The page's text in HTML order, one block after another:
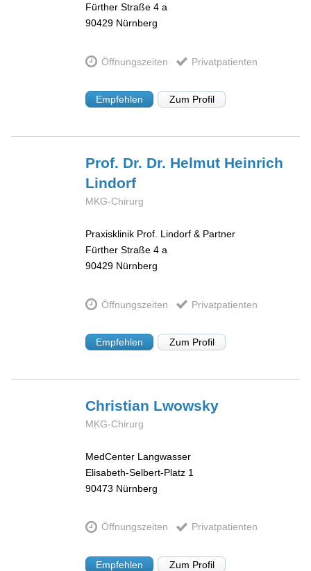
Fürther Straße 4 a
90429 Nürnberg
Öffnungszeiten Privatpatienten
Empfehlen Zum Profil
Prof. Dr. Dr. Helmut Heinrich
Lindorf
MKG-Chirurg
Praxisklinik Prof. Lindorf & Partner
Fürther Straße 4 a
90429 Nürnberg
Öffnungszeiten Privatpatienten
Empfehlen Zum Profil
Christian Lwowsky
MKG-Chirurg
MedCenter Langwasser
Elisabeth-Selbert-Platz 1
90473 Nürnberg
Öffnungszeiten Privatpatienten
Empfehlen Zum Profil